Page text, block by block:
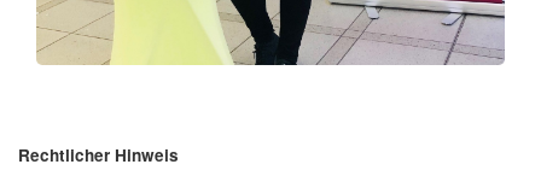
Rechtlicher Hinweis